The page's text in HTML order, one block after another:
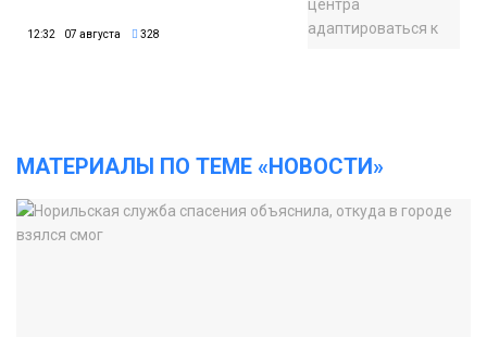
12:32 07 августа 328
МАТЕРИАЛЫ ПО ТЕМЕ «НОВОСТИ»